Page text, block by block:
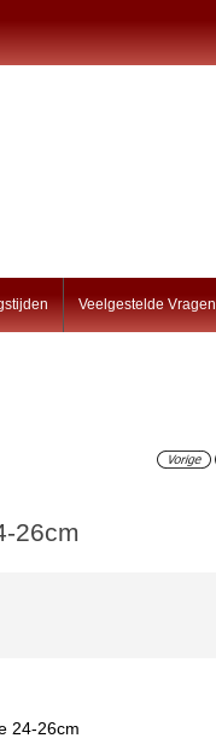
Veelgestelde Vragen
26cm
24-26cm